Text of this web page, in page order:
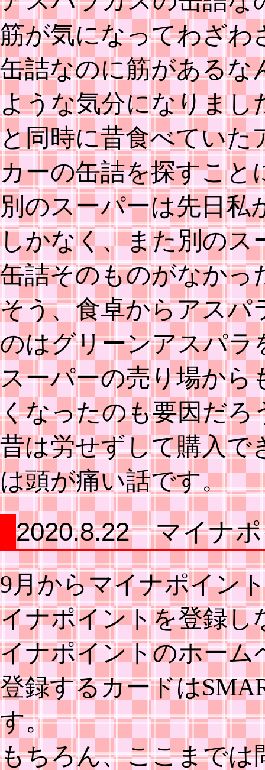
筋が気になってわざわ
缶詰なのに筋があるな
ような気分になりまし
と同時に昔食べていた
カーの缶詰を探すこと
別のスーパーは先日私
しかなく、また別のス
缶詰そのものがなかっ
そう、食卓からアスパ
のはグリーンアスパラ
スーパーの売り場から
くなったのも要因だろ
昔は労せずして購入で
は頭が痛い話です。
2020.8.22 マイナポ
9月からマイナポイン
イナポイントを登録し
イナポイントのホーム
登録するカードは
す。
もちろん、ここまでは